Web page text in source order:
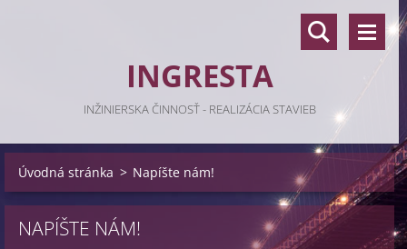
INGRESTA
INŽINIERSKA ČINNOSŤ - REALIZÁCIA STAVIEB
Úvodná stránka > Napíšte nám!
NAPÍŠTE NÁM!